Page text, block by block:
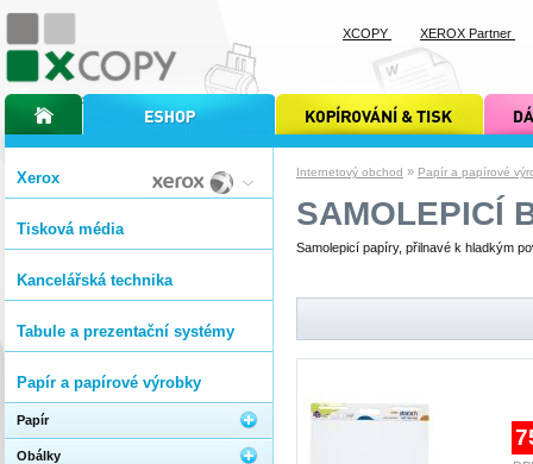
Internetový obchod » Papír a papírové
SAMOLEPICÍ
Samolepicí papíry, přilnavé k hladkým
Xerox
Tisková média
Kancelářská technika
Tabule a prezentační systémy
Papír a papírové výrobky
Papír
Obálky
úvodní stránka xcopyinternetový obchod xcopy kopírování a tisk xcopy dárkové
XCOPY XEROX Partner